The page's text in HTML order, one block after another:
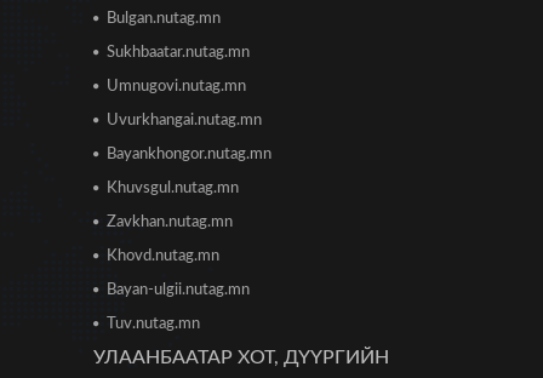
2026/06/19 10:08
өрсөлдөх чадвар 75 улсаас 67-
рт бичигджээ
Пакистаны мэдэгдлийн дараа
2026/06/18 11:27
Bulgan.nutag.mn
Sukhbaatar.nutag.mn
Umnugovi.nutag.mn
Uvurkhangai.nutag.mn
Bayankhongor.nutag.mn
Khuvsgul.nutag.mn
Zavkhan.nutag.mn
Khovd.nutag.mn
Bayan-ulgii.nutag.mn
Tuv.nutag.mn
УЛААНБААТАР ХОТ, ДҮҮРГИЙН